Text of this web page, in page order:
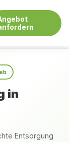
in
Entsorgung